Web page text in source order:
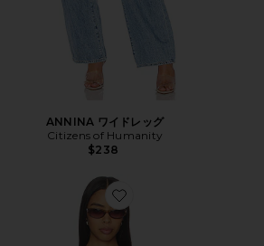
ANNINA ワイドレッグ
Citizens of Humanity
$238
Favorite LUMINOUS ポンチョ